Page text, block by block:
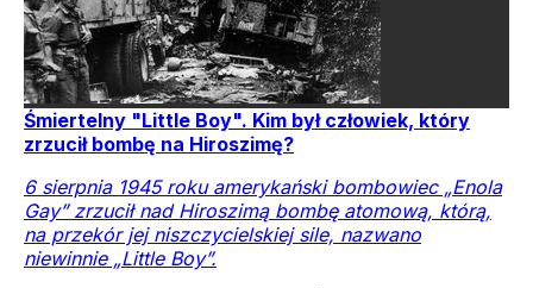
Śmiertelny "Little Boy". Kim był człowiek, który
zrzucił bombę na Hiroszimę?
6 sierpnia 1945 roku amerykański bombowiec „Enola
Gay” zrzucił nad Hiroszimą bombę atomową, którą,
na przekór jej niszczycielskiej sile, nazwano
niewinnie „Little Boy”.